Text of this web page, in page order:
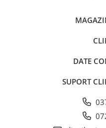
DATE
SUPORT